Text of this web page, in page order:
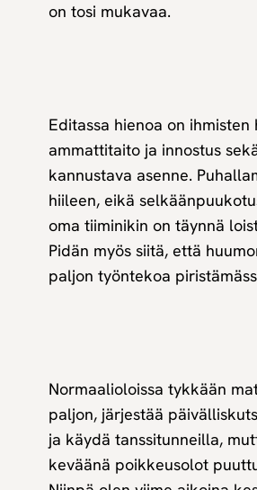
on tosi mukavaa.
Editassa hienoa on ihmisten
ammattitaito ja innostus
kannustava asenne.
hiileen, eikä
oma tiiminikin on täynnä
Pidän myös siitä, että
paljon työntekoa
Normaalioloissa tykkään
paljon, järjestää
ja käydä tanssitunneilla,
keväänä poikkeusolot